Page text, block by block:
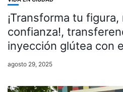
¡Transforma tu
confianza!,
inyección glútea con
agosto 29, 2025